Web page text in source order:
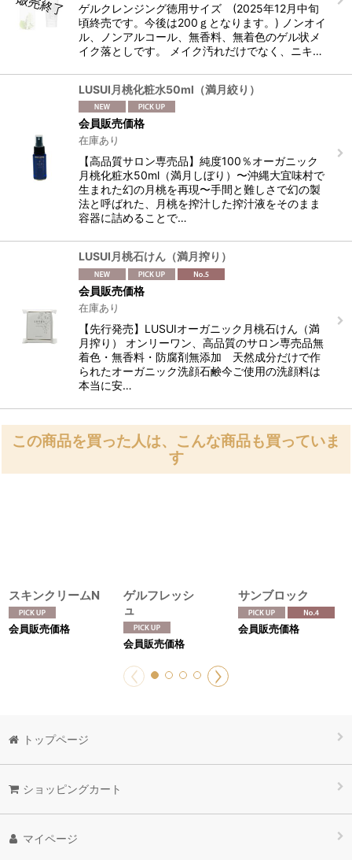
ゲルクレンジング徳用サイズ (2025年12月中旬
頃終売です。今後は200ｇとなります。) ノンオイ
ル、ノンアルコール、無香料、無着色のゲル状メ
イク落としです。 メイク汚れだけでなく、ニキ…
LUSUI月桃化粧水50ml（満月絞り）
会員販売価格
在庫あり
【高品質サロン専売品】純度100％オーガニック
月桃化粧水50ml（満月しぼり）〜沖縄大宜味村で
生まれた幻の月桃を再現〜手間と難しさで幻の製
法と呼ばれた、月桃を搾汁した搾汁液をそのまま
容器に詰めることで…
LUSUI月桃石けん（満月搾り）
会員販売価格
在庫あり
【先行発売】LUSUIオーガニック月桃石けん（満
月搾り） オンリーワン、高品質のサロン専売品無
着色・無香料・防腐剤無添加 天然成分だけで作
られたオーガニック洗顔石鹸今ご使用の洗顔料は
本当に安…
この商品を買った人は、こんな商品も買っていま
す
スキンクリームN
会員販売価格
ゲルフレッシ
ュ
会員販売価格
サンブロック
会員販売価格
トップページ
ショッピングカート
マイページ